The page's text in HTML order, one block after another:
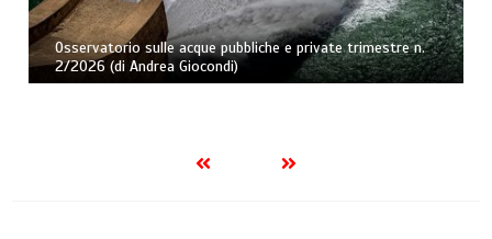
Caducazione della confisca di prevenzione per tardività e
rinnovabilità della misura. Nota a Cass., Sez. II Pen., 3
aprile 2026, ud. 19 marzo 2026, n. 12671 (di Andrea
Fortunato)